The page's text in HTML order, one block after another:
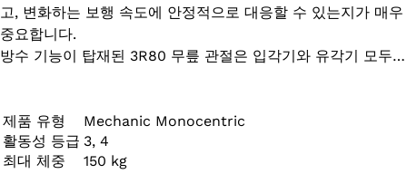
고, 변화하는 보행 속도에 안정적으로 대응할 수 있는지가 매우
중요합니다.
방수 기능이 탑재된 3R80 무릎 관절은 입각기와 유각기 모두를
이 자연스러운 보행 패턴에 가까운 움직임을 가능하게 합니다.
이러한 기능을 통해 사용자는 자신만의 속도와 방식으로 일상
을 주도적으로 살아갈 수 있는 자신감을 얻게 됩니다.
제품 유형
Mechanic Monocentric
활동성 등급 3, 4
최대 체중
150 kg